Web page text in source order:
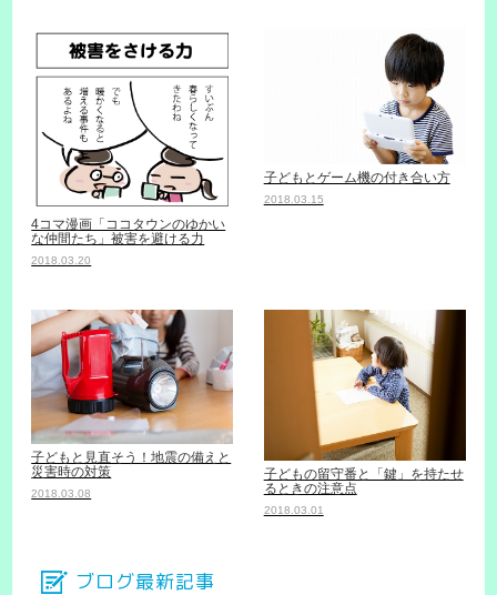
4コマ漫画「ココタウンのゆかい
な仲間たち」被害を避ける力
2018.03.20
子どもとゲーム機の付き合い方
2018.03.15
子どもと見直そう！地震の備えと
災害時の対策
2018.03.08
子どもの留守番と「鍵」を持たせ
るときの注意点
2018.03.01
ブログ最新記事